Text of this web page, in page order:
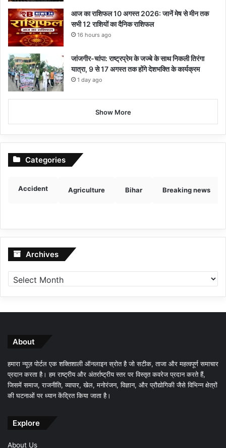
आज का राशिफल 10 अगस्त 2026: जानें मेष से मीन तक
सभी 12 राशियों का दैनिक राशिफल
16 hours ago
जांजगीर-चांपा: राष्ट्रप्रेम के जज्बे के साथ निकली तिरंगा
यात्रा, 9 से 17 अगस्त तक होंगे देशभक्ति के कार्यक्रम
1 day ago
Show More
Categories
Accident Agriculture Bihar Breaking news
Archives Archives
About
हमारा न्यूज़ पोर्टल एक शक्तिशाली ऑनलाइन स्रोत है जो सटीक, ताजा और महत्वपूर्ण समाचार
प्रदान करता है। हम राष्ट्रीय और अंतर्राष्ट्रीय स्तर पर विस्तृत कवरेज प्रदान करते हैं,
जिसमें समाज, राजनीति, व्यापार, खेल, मनोरंजन, विज्ञान, और प्रौद्योगिकी जैसे विभिन्न क्षेत्रों
की घटनाओं पर ध्यान केंद्रित किया जाता है।
Explore
About Us